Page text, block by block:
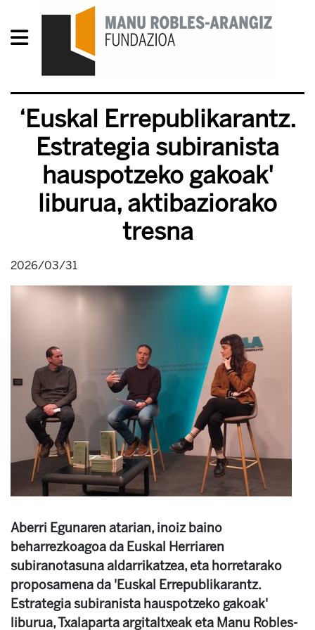
‘Euskal Errepublikarantz.
Estrategia subiranista
hauspotzeko gakoak'
liburua, aktibaziorako
tresna
2026/03/31
Aberri Egunaren atarian, inoiz baino
beharrezkoagoa da Euskal Herriaren
subiranotasuna aldarrikatzea, eta horretarako
proposamena da 'Euskal Errepublikarantz.
Estrategia subiranista hauspotzeko gakoak'
liburua, Txalaparta argitaltxeak eta Manu Robles-